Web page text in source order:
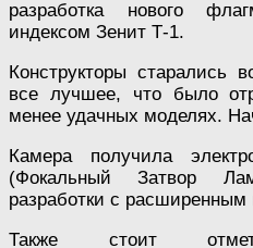
разработка нового
индексом Зенит Т-1.
Конструкторы старались
все лучшее, что было
менее удачных моделях.
Камера получила
(Фокальный Затвор
разработки с
Также стоит